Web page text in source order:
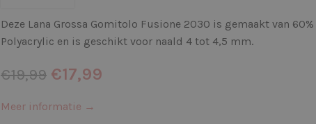
Deze Lana Grossa Gomitolo Fusione 2030 is gemaakt van
Polyacrylic en is geschikt voor naald 4 tot 4,5 mm.
€19,99 €17,99
Meer informatie →